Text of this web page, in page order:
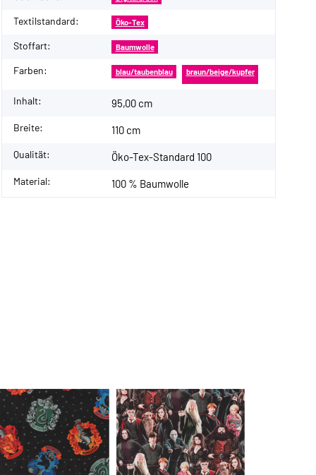
Textilstandard: Öko-Tex
Stoffart: Baumwolle
Farben: blau/taubenblau braun/beige/kupfer
Inhalt: 95,00 cm
Breite: 110 cm
Qualität: Öko-Tex-Standard 100
Material: 100 % Baumwolle